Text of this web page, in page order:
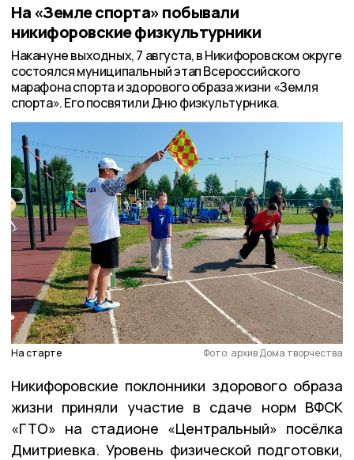
На «Земле спорта» побывали
никифоровские физкультурники
Накануне выходных, 7 августа, в Никифоровском округе
состоялся муниципальный этап Всероссийского
марафона спорта и здорового образа жизни «Земля
спорта». Его посвятили Дню физкультурника.
На старте Фото: архив Дома творчества
Никифоровские поклонники здорового образа
жизни приняли участие в сдаче норм ВФСК
«ГТО» на стадионе «Центральный» посёлка
Дмитриевка. Уровень физической подготовки,